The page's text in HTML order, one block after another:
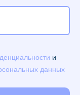
и
данных